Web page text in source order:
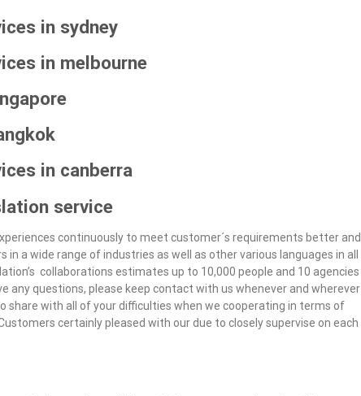
in sydney
in melbourne
in canberra
service
continuously to meet customer´s requirements better and
a wide range of industries as well as other various languages in all
collaborations estimates up to 10,000 people and 10 agencies
any questions, please keep contact with us whenever and wherever
share with all of your difficulties when we cooperating in terms of
certainly pleased with our due to closely supervise on each